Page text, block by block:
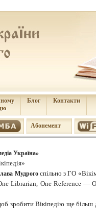
Блог Контакти
Aбонемент
Україна»
Мудрогоспільно з ГО
Librarian, One Reference —
зробити Вікіпедію ще